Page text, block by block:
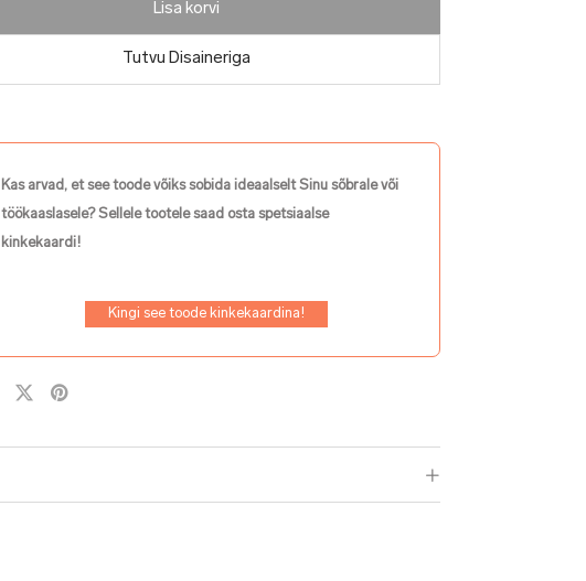
Lisa korvi
Tutvu Disaineriga
Kas arvad, et see toode võiks sobida ideaalselt Sinu sõbrale või
töökaaslasele? Sellele tootele saad osta spetsiaalse
kinkekaardi!
Kingi see toode kinkekaardina!